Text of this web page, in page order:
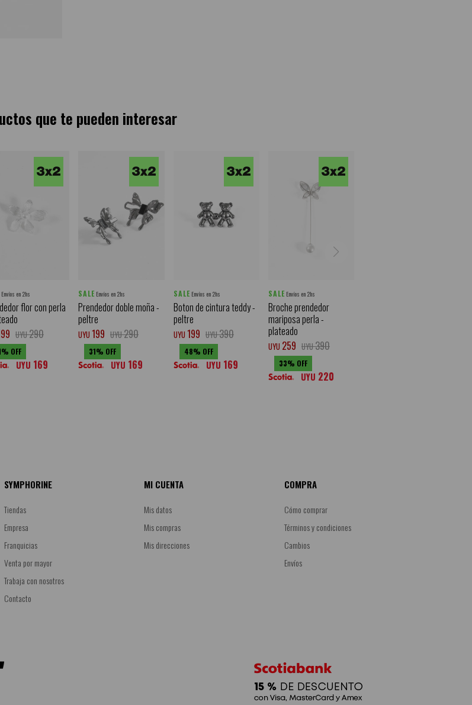
que te pueden interesar
Envíos en 2hs
flor con perla
UYU290
UYU 169
SALE Envíos en 2hs
Prendedor doble moña -
peltre
UYU 199 UYU290
31
UYU 169
SALE Envíos en 2hs
Boton de cintura teddy -
peltre
UYU 199 UYU390
48
UYU 169
SALE Envíos en 2hs
Broche prendedor
mariposa perla -
plateado
UYU 259 UYU390
33
UYU 220
SYMPHORINE
Tiendas
Empresa
Franquicias
Venta por mayor
Trabaja con nosotros
Contacto
MI CUENTA
Mis datos
Mis compras
Mis direcciones
COMPRA
Cómo comprar
Términos y condiciones
Cambios
Envíos